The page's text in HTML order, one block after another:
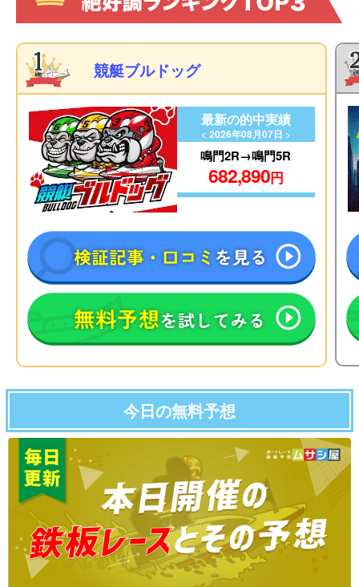
競艇ブルドッグ
最新の的中実績
< 2026年08月07日 >
鳴門2R→鳴門5R
682,890円
今日の無料予想